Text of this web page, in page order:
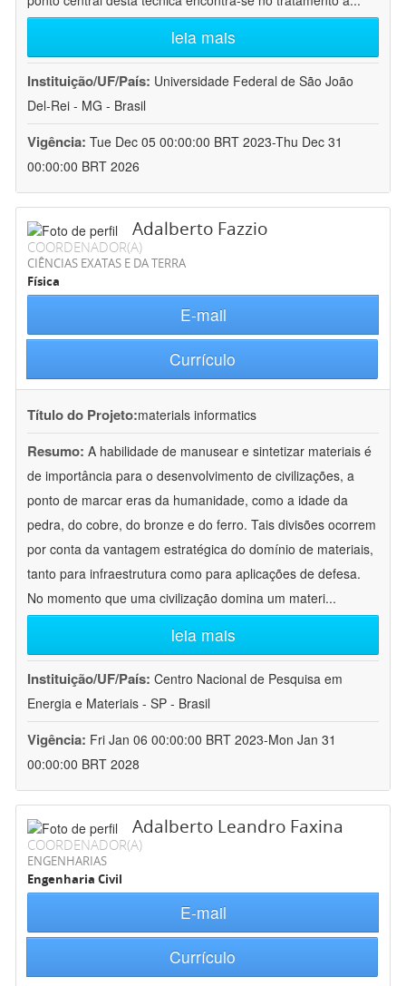
leia mais
Instituição/UF/País: Universidade Federal de São João
Del-Rei - MG - Brasil
Vigência: Tue Dec 05 00:00:00 BRT 2023-Thu Dec 31
00:00:00 BRT 2026
Adalberto Fazzio
COORDENADOR(A)
CIÊNCIAS EXATAS E DA TERRA
Física
E-mail
Currículo
Título do Projeto:materials informatics
Resumo: A habilidade de manusear e sintetizar materiais é
de importância para o desenvolvimento de civilizações, a
ponto de marcar eras da humanidade, como a idade da
pedra, do cobre, do bronze e do ferro. Tais divisões ocorrem
por conta da vantagem estratégica do domínio de materiais,
tanto para infraestrutura como para aplicações de defesa.
No momento que uma civilização domina um materi...
leia mais
Instituição/UF/País: Centro Nacional de Pesquisa em
Energia e Materiais - SP - Brasil
Vigência: Fri Jan 06 00:00:00 BRT 2023-Mon Jan 31
00:00:00 BRT 2028
Adalberto Leandro Faxina
COORDENADOR(A)
ENGENHARIAS
Engenharia Civil
E-mail
Currículo